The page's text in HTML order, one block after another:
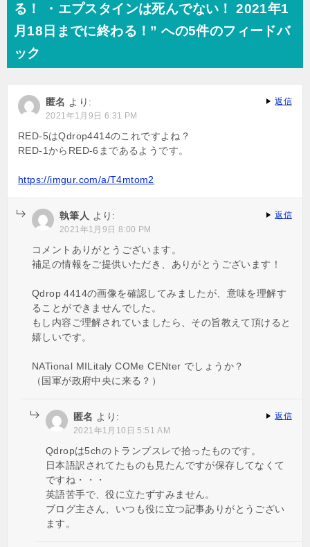
シ
ン
る！ ・エプスタインは死んでない！ 2021年1
月18日までに終わる！” への5件のフィードバ
ック
匿名 より:
2021年1月9日 6:31 PM
RED-5はQdrop4414のこれですよね？
RED-1からRED-6まであるようです。
https://imgur.com/a/T4mtom2
返信
執筆人 より:
2021年1月9日 8:00 PM
コメントありがとうございます。
補足の情報をご提供いただき、ありがとうございます！
Qdrop 4414の画像を確認してみましたが、意味を理解す
ることができませんでした。
もし内容ご理解されていましたら、その旨教えて頂けると
嬉しいです。
NATional MILitaly COMe CENter でしょうか？
（国軍が政府中央に来る？）
返信
匿名 より:
2021年1月10日 5:51 AM
Qdropは5chのトランプスレで拾ったものです。
日本語訳されてたものも見たんですが保存してなくて
ですね・・・
英語苦手で、役に立たずすみません。
ブログ主さん、いつも役に立つ記事ありがとうござい
ます。
返信